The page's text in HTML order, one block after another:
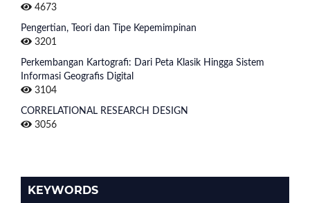
4673
Pengertian, Teori dan Tipe Kepemimpinan
3201
Perkembangan Kartografi: Dari Peta Klasik Hingga Sistem
Informasi Geografis Digital
3104
CORRELATIONAL RESEARCH DESIGN
3056
KEYWORDS